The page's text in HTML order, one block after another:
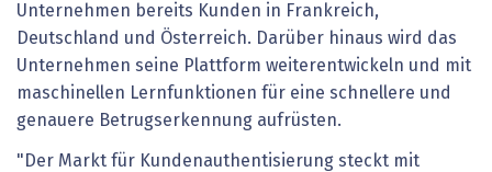
Unternehmen bereits Kunden in Frankreich,
Deutschland und Österreich. Darüber hinaus wird das
Unternehmen seine Plattform weiterentwickeln und mit
maschinellen Lernfunktionen für eine schnellere und
genauere Betrugserkennung aufrüsten.
"Der Markt für Kundenauthentisierung steckt mit